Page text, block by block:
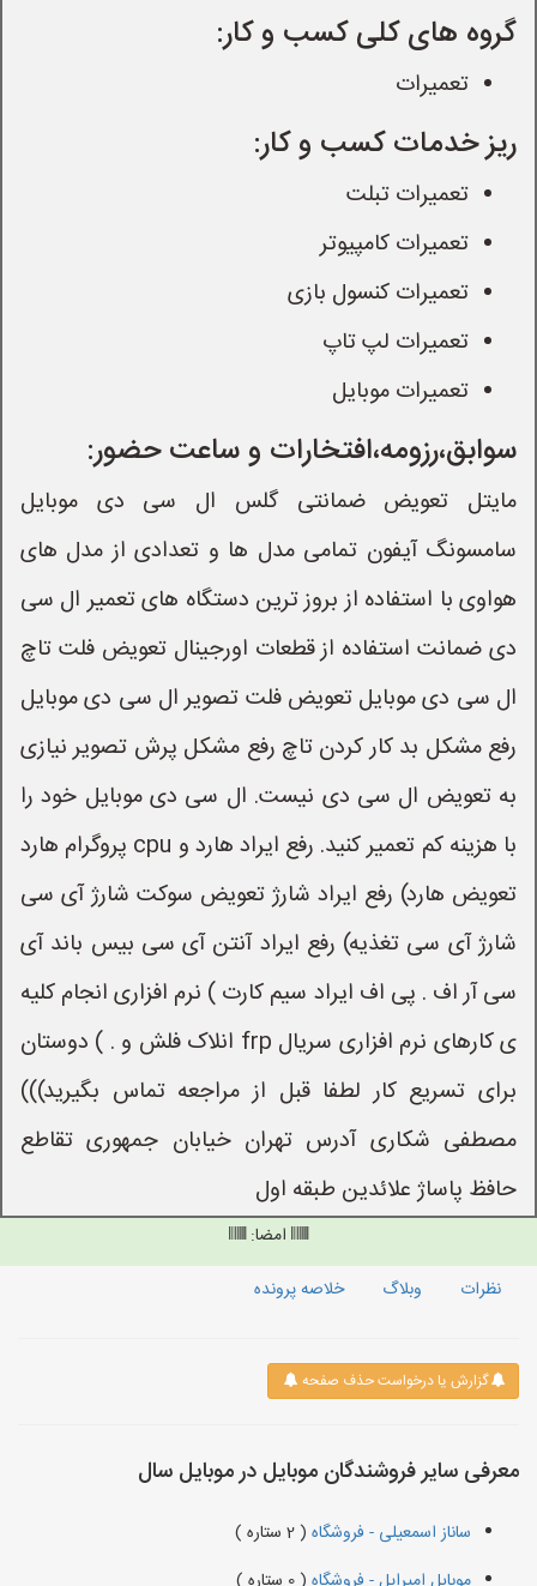
گروه های کلی کسب و کار:
تعمیرات
ریز خدمات کسب و کار:
تعمیرات تبلت
تعمیرات کامپیوتر
تعمیرات کنسول بازی
تعمیرات لپ تاپ
تعمیرات موبایل
سوابق،رزومه،افتخارات و ساعت حضور:
مایتل تعویض ضمانتی گلس ال سی دی موبایل
سامسونگ آیفون تمامی مدل ها و تعدادی از مدل های
هواوی با استفاده از بروز ترین دستگاه های تعمیر ال سی
دی ضمانت استفاده از قطعات اورجینال تعویض فلت تاچ
ال سی دی موبایل تعویض فلت تصویر ال سی دی موبایل
رفع مشکل بد کار کردن تاچ رفع مشکل پرش تصویر نیازی
به تعویض ال سی دی نیست. ال سی دی موبایل خود را
با هزینه کم تعمیر کنید. رفع ایراد هارد و cpu پروگرام هارد
تعویض هارد) رفع ایراد شارژ تعویض سوکت شارژ آی سی
شارژ آی سی تغذیه) رفع ایراد آنتن آی سی بیس باند آی
سی آر اف . پی اف ایراد سیم کارت ) نرم افزاری انجام کلیه
ی کارهای نرم افزاری سریال frp انلاک فلش و . ) دوستان
برای تسریع کار لطفا قبل از مراجعه تماس بگیرید)))
مصطفی شکاری آدرس تهران خیابان جمهوری تقاطع
حافظ پاساژ علائدین طبقه اول
امضا:
نظرات
وبلاگ خلاصه پرونده
گزارش یا درخواست حذف صفحه
معرفی سایر فروشندگان موبایل در موبایل سال
ساناز اسمعیلی - فروشگاه ( 2 ستاره )